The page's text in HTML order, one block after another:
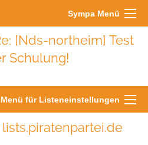
Sympa Menü
[Nds-northeim] Test
Schulung!
Menü für Listeneinstellungen